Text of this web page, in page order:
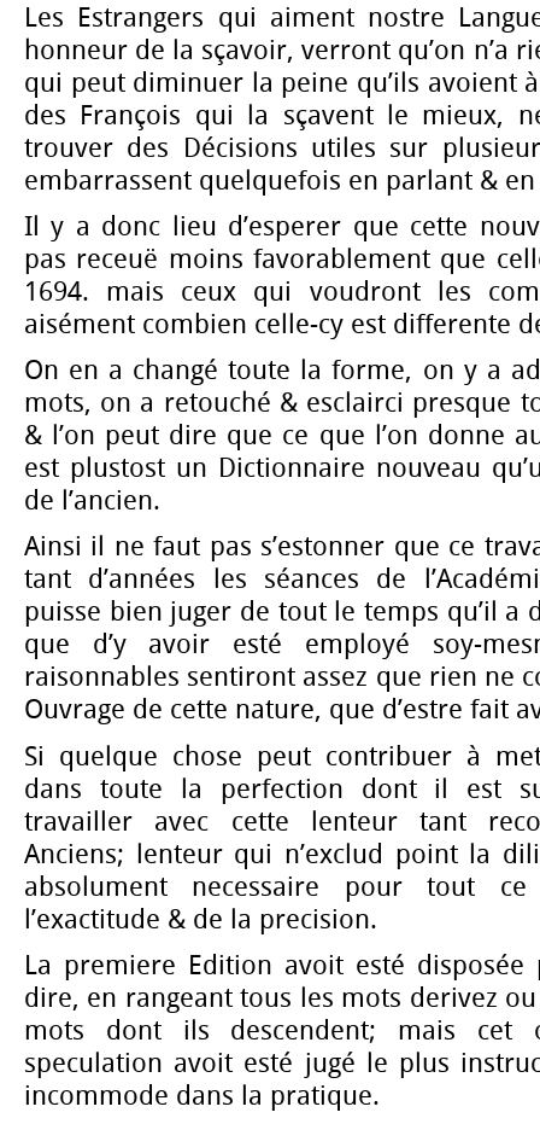
Les Estrangers qui aiment nostre
honneur de la sçavoir, verront qu’on n’a
qui peut diminuer la peine qu’ils avoient
des François qui la sçavent le mieux,
trouver des Décisions utiles sur
embarrassent quelquefois en parlant &
Il y a donc lieu d’esperer que cette
pas receuë moins favorablement que
1694. mais ceux qui voudront les
aisément combien celle-cy est differente
On en a changé toute la forme, on y a
mots, on a retouché & esclairci presque
& l’on peut dire que ce que l’on donne
est plustost un Dictionnaire nouveau
de l’ancien.
Ainsi il ne faut pas s’estonner que ce
tant d’années les séances de
puisse bien juger de tout le temps qu’il a
que d’y avoir esté employé soy-
raisonnables sentiront assez que rien ne
Ouvrage de cette nature, que d’estre fait
Si quelque chose peut contribuer à
dans toute la perfection dont il est
travailler avec cette lenteur tant
Anciens; lenteur qui n’exclud point la
absolument necessaire pour tout
l’exactitude & de la precision.
La premiere Edition avoit esté disposée
dire, en rangeant tous les mots derivez
mots dont ils descendent; mais
speculation avoit esté jugé le plus
incommode dans la pratique.